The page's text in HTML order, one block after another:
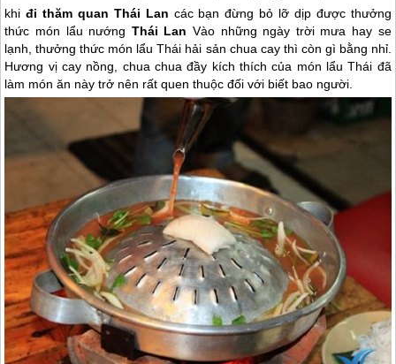
khiđi thăm quan Thái Lan các bạn đừng bỏ lỡ dịp được thưởng
thức món lẩu nướng Thái Lan Vào những ngày trời mưa hay se
lạnh, thưởng thức món lẩu Thái hải sản chua cay thì còn gì bằng nhỉ.
Hương vị cay nồng, chua chua đầy kích thích của món lẩu Thái đã
làm món ăn này trở nên rất quen thuộc đối với biết bao người.